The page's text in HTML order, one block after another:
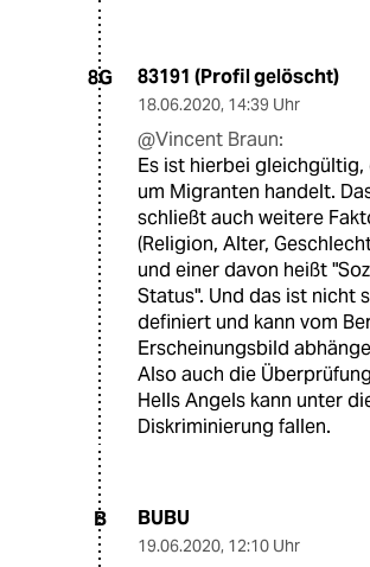
8G 83191 (Profil gelöscht)
18.06.2020, 14:39 Uhr
@Vincent Braun:
Es ist hierbei gleichgültig,
um Migranten handelt.
schließt auch weitere
(Religion, Alter,
und einer davon heißt
Status". Und das ist nicht
definiert und kann vom
Erscheinungsbild
Also auch die
Hells Angels kann unter
Diskriminierung fallen.
B BUBU
19.06.2020, 12:10 Uhr